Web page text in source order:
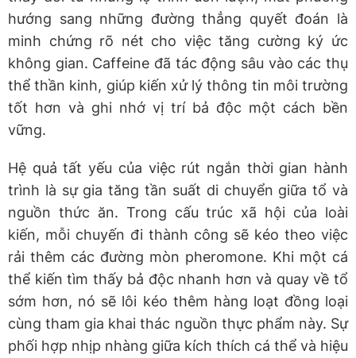
hướng sang những đường thẳng quyết đoán là
minh chứng rõ nét cho việc tăng cường ký ức
không gian. Caffeine đã tác động sâu vào các thụ
thể thần kinh, giúp kiến xử lý thông tin môi trường
tốt hơn và ghi nhớ vị trí bả độc một cách bền
vững.
Hệ quả tất yếu của việc rút ngắn thời gian hành
trình là sự gia tăng tần suất di chuyển giữa tổ và
nguồn thức ăn. Trong cấu trúc xã hội của loài
kiến, mỗi chuyến đi thành công sẽ kéo theo việc
rải thêm các đường mòn pheromone. Khi một cá
thể kiến tìm thấy bả độc nhanh hơn và quay về tổ
sớm hơn, nó sẽ lôi kéo thêm hàng loạt đồng loại
cùng tham gia khai thác nguồn thực phẩm này. Sự
phối hợp nhịp nhàng giữa kích thích cá thể và hiệu